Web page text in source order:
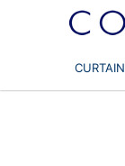
CURTAIN